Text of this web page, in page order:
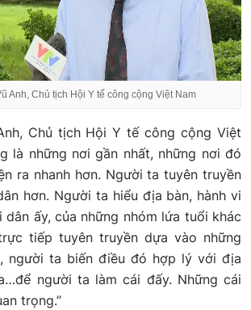
Anh, Chủ tịch Hội Y tế công cộng Việt Nam
Chủ tịch Hội Y tế công cộng Việt
là những nơi gần nhất, những nơi đó
ra nhanh hơn. Người ta tuyên truyền
hơn. Người ta hiểu địa bàn, hành vi
dân ấy, của những nhóm lứa tuổi khác
tiếp tuyên truyền dựa vào những
người ta biến điều đó hợp lý với địa
người ta làm cái đấy. Những cái
trọng.”